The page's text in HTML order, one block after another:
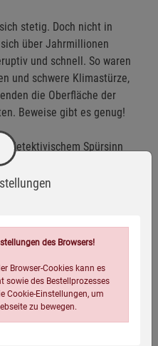
stetig. Doch nicht in
über Jahrmillionen
und schnell. So waren
und schwere Klimastürze,
die Oberfläche der
Beweise gibt es genug!
detektivischem Spürsinn
wissenschaftlicher
– und öffnet auf diese
Argumentation
zur
Erkenntnisse regen
der gängigen
des Browsers!
Browser-Cookies kann es
sowie des Bestellprozesses
Cookie-Einstellungen, um
zu bewegen.